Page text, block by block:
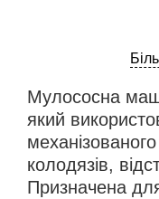
Мулососна
який
колодязів,
Призначена